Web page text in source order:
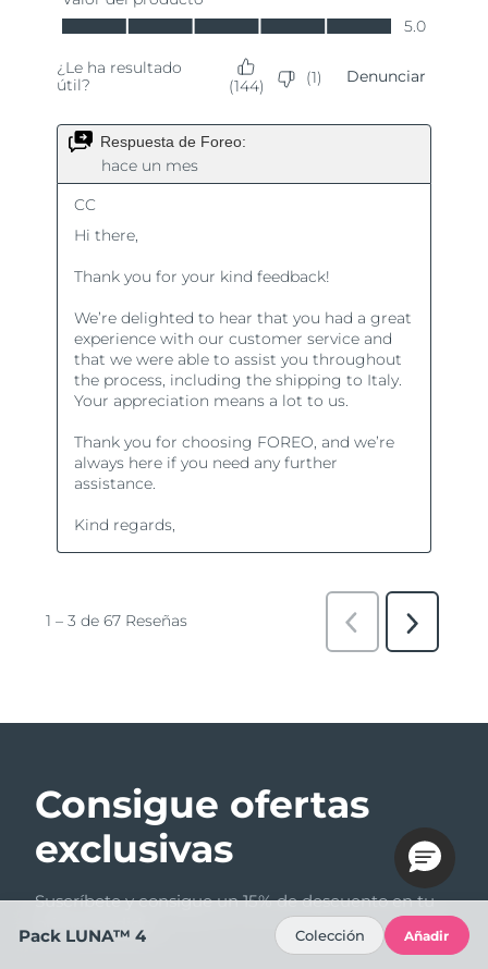
Consigue ofertas
exclusivas
Suscríbete y consigue un 15% de descuento en tu
primer pedido.
Pack LUNA™ 4 Colección Añadir